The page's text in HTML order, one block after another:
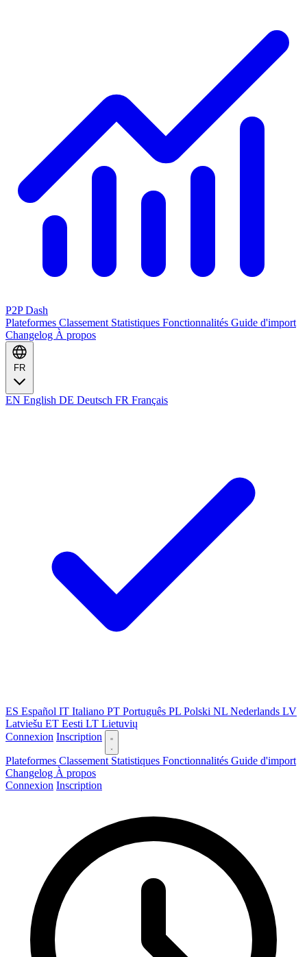
P2P Dash
Plateformes Classement Statistiques Fonctionnalités Guide d'import
Changelog À propos
FR
EN English DE Deutsch FR Français
ES Español IT Italiano PT Português PL Polski NL Nederlands LV
Latviešu ET Eesti LT Lietuvių
Connexion Inscription
Plateformes Classement Statistiques Fonctionnalités Guide d'import
Changelog À propos
Connexion Inscription